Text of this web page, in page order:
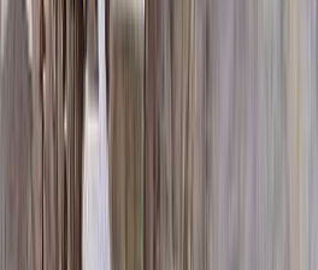
239 124 ₽
263 820 ₽
140x70x12 20x80x20
298 596 ₽
160x80x10 15x90x20
320 700 ₽
160x80x12 20x90x20